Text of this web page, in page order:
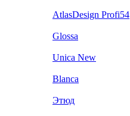
AtlasDesign Profi54
Glossa
Unica New
Blanca
Этюд